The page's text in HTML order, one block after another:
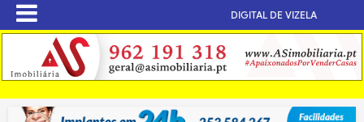
DIGITAL DE VIZELA